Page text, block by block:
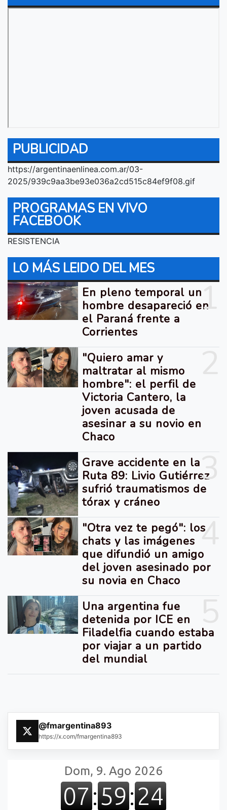
PUBLICIDAD
https://argentinaenlinea.com.ar/03-
2025/939c9aa3be93e036a2cd515c84ef9f08.gif
PROGRAMAS EN VIVO
FACEBOOK
RESISTENCIA
LO MÁS LEIDO DEL MES
1
En pleno temporal un
hombre desapareció en
el Paraná frente a
Corrientes
"Quiero amar y
maltratar al mismo
hombre": el perfil de
Victoria Cantero, la
joven acusada de
asesinar a su novio en
Chaco
3
Grave accidente en la
Ruta 89: Livio Gutiérrez
sufrió traumatismos de
tórax y cráneo
4
"Otra vez te pegó": los
chats y las imágenes
que difundió un amigo
del joven asesinado por
su novia en Chaco
Una argentina fue
detenida por ICE en
Filadelfia cuando estaba
por viajar a un partido
del mundial
@fmargentina893
https://x.com/fmargentina893